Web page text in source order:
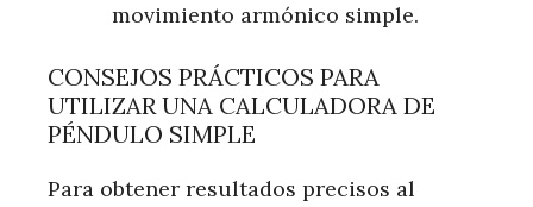
movimiento armónico simple.
CONSEJOS PRÁCTICOS PARA
UTILIZAR UNA CALCULADORA DE
PÉNDULO SIMPLE
Para obtener resultados precisos al